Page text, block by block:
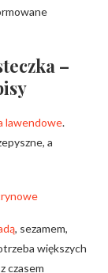
–
lawendowe.
a
, sezamem,
większych
czasem